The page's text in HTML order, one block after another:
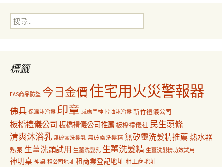
覽
搜
尋
標籤
EAS商品防盜 今日金價住宅用火災警報器
佛具 保濕沐浴露 印章 感應門神 控油沐浴露 新竹禮儀公司
板橋禮儀公司 板橋禮儀公司推薦板橋禮儀社 民生頭條
清爽沐浴乳 無矽靈洗髮乳 無矽靈洗髮精 無矽靈洗髮精推薦 熱水器
熱泵 生薑洗頭試用 生薑洗髮乳 生薑洗髮精 生薑洗髮精功效試用
神明桌 神桌 租公司地址 租商業登記地址 租工商地址